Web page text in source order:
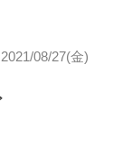
2021/08/27(金)